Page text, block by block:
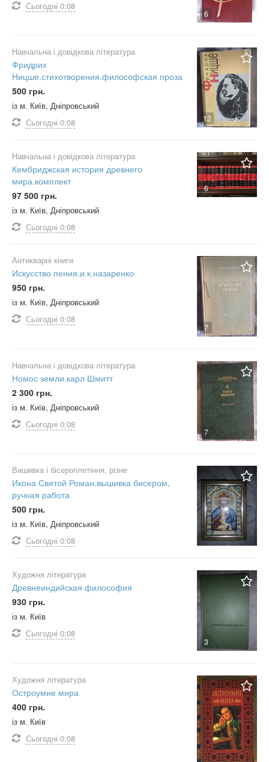
6
Сьогодні 0:08
12
Навчальна і довідкова література
Фридрих
Ницше.стихотворения.философская проза
500 грн.
із м. Київ, Дніпровський
Сьогодні 0:08
6
Навчальна і довідкова література
Кембриджская история древнего
мира.комплект
97 500 грн.
із м. Київ, Дніпровський
Сьогодні 0:08
7
Антикварні книги
Искусство пения.и.к.назаренко
950 грн.
із м. Київ, Дніпровський
Сьогодні 0:08
7
Навчальна і довідкова література
Номос земли.карл Шмитт
2 300 грн.
із м. Київ, Дніпровський
Сьогодні 0:08
Вишивка і бісероплетіння, різне
Икона Святой Роман.вышивка бисером,
ручная работа
500 грн.
із м. Київ, Дніпровський
Сьогодні 0:08
3
Художня література
Древнеиндийская философия
930 грн.
із м. Київ
Сьогодні 0:08
Художня література
Остроумие мира
400 грн.
із м. Київ
Сьогодні 0:08